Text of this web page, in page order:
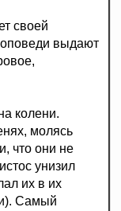
своей
выдают
колени.
молясь
что они не
унизил
их в их
Самый